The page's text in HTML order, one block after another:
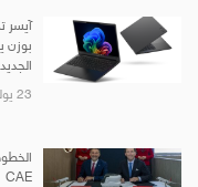
23 يوليو, 2026
CAE